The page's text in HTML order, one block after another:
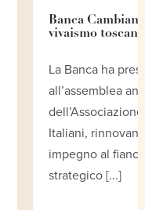
Banca
vivaismo toscano
La Banca ha
all’assemblea
Italiani,
impegno al
strategico [...]